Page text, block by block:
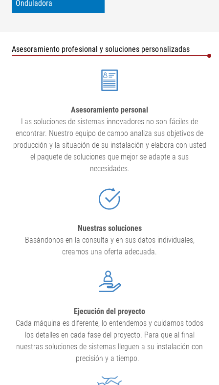
Onduladora
Asesoramiento profesional y soluciones personalizadas
Asesoramiento personal
Las soluciones de sistemas innovadores no son fáciles de
encontrar. Nuestro equipo de campo analiza sus objetivos de
producción y la situación de su instalación y elabora con usted
el paquete de soluciones que mejor se adapte a sus
necesidades.
Nuestras soluciones
Basándonos en la consulta y en sus datos individuales,
creamos una oferta adecuada.
Ejecución del proyecto
Cada máquina es diferente, lo entendemos y cuidamos todos
los detalles en cada fase del proyecto. Para que al final
nuestras soluciones de sistemas lleguen a su instalación con
precisión y a tiempo.